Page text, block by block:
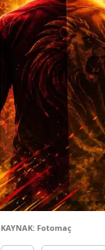
KAYNAK: Fotomaç